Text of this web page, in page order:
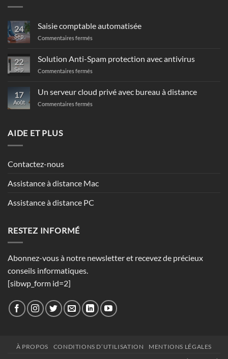
24
Sep
Saisie comptable automatisée
Commentaires fermés
automatisée
22
Sep
Solution Anti-Spam protection avec antivirus
Commentaires fermés
Spam
protection
17
Août
Un serveur cloud privé avec bureau à distance
Commentaires fermés
AIDE ET PLUS
Contactez-nous
Assistance à distance Mac
Assistance à distance PC
RESTEZ INFORMÉ
Abonnez-vous à notre newsletter et recevez de précieux
conseils informatiques.
[sibwp_form id=2]
À PROPOS CONDITIONS D’UTILISATION MENTIONS LÉGALES